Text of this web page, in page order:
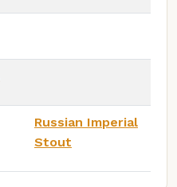
Russian Imperial
Stout